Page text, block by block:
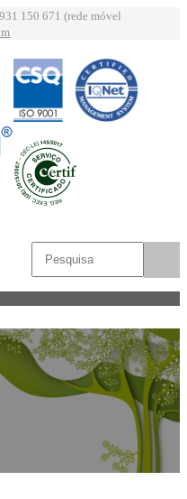
150 671 (rede móvel